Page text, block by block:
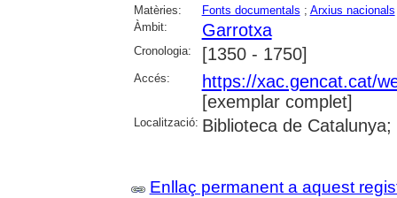
Matèries: Fonts documentals ; Arxius nacionals
Àmbit:
Garrotxa
Cronologia: [1350 - 1750]
Accés:
https://xac.gencat.cat/
[exemplar complet]
Localització: Biblioteca de
Enllaç permanent a aquest